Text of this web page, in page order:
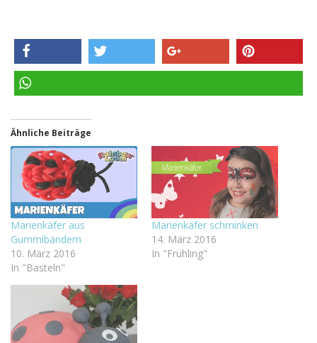
teilen
Ähnliche Beiträge
Marienkäfer aus
Gummibändern
10. März 2016
In "Basteln"
Marienkäfer schminken
14. März 2016
In "Frühling"